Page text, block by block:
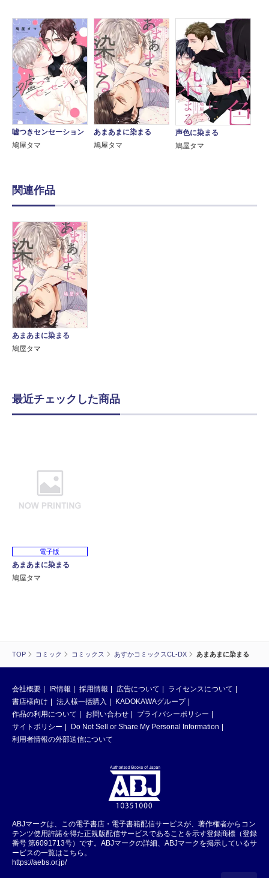
TOP コミック コミックス あすかコミックスCL-DX あまあまに染まる
嘘つきセンセーション
鳩屋タマ
あまあまに染まる
鳩屋タマ
声色に染まる
鳩屋タマ
関連作品
あまあまに染まる
鳩屋タマ
最近チェックした商品
電子版
あまあまに染まる
鳩屋タマ
会社概要 IR情報 採用情報 広告について
ライセンスについて
書店様向け
法人様一括購入
KADOKAWAグループ
作品の利用について
お問い合わせ
プライバシーポリシー
サイトポリシー
Do Not Sell or Share My Personal Information
利用者情報の外部送信について
ABJマークは、この電子書店・電子書籍配信サービスが、著作権者からコン
テンツ使用許諾を得た正規版配信サービスであることを示す登録商標（登録
番号 第6091713号）です。ABJマークの詳細、ABJマークを掲示しているサ
ービスの一覧はこちら。
https://aebs.or.jp/